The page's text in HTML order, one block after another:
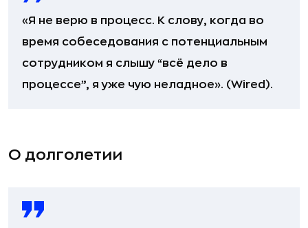
«Я не верю в процесс. К слову, когда во
время собеседования с потенциальным
сотрудником я слышу “всё дело в
процессе”, я уже чую неладное». (Wired).
О долголетии